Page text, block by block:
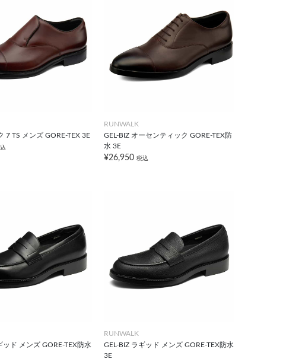
7 TS メンズ GORE-TEX 3E
RUNWALK
GEL-BIZ オーセンティック GORE-TEX防
水 3E
¥26,950 税込
ッド メンズ GORE-TEX防水
RUNWALK
GEL-BIZ ラギッド メンズ GORE-TEX防水
3E